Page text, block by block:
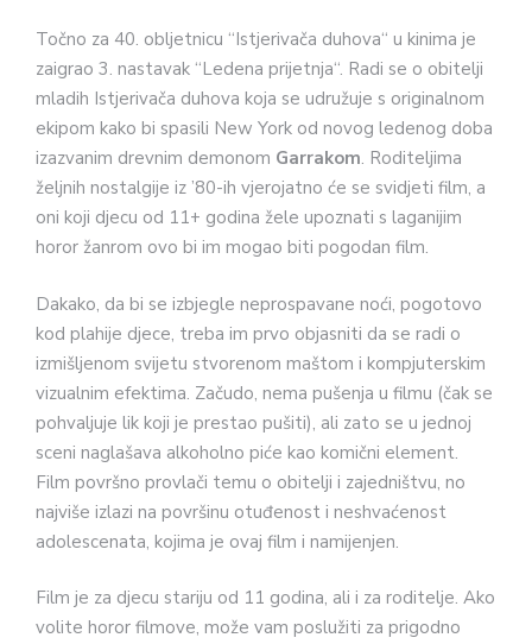
Točno za 40. obljetnicu “Istjerivača duhova“ u kinima je
zaigrao 3. nastavak “Ledena prijetnja“. Radi se o obitelji
mladih Istjerivača duhova koja se udružuje s originalnom
ekipom kako bi spasili New York od novog ledenog doba
izazvanim drevnim demonom Garrakom. Roditeljima
željnih nostalgije iz ’80-ih vjerojatno će se svidjeti film, a
oni koji djecu od 11+ godina žele upoznati s laganijim
horor žanrom ovo bi im mogao biti pogodan film.
Dakako, da bi se izbjegle neprospavane noći, pogotovo
kod plahije djece, treba im prvo objasniti da se radi o
izmišljenom svijetu stvorenom maštom i kompjuterskim
vizualnim efektima. Začudo, nema pušenja u filmu (čak se
pohvaljuje lik koji je prestao pušiti), ali zato se u jednoj
sceni naglašava alkoholno piće kao komični element.
Film površno provlači temu o obitelji i zajedništvu, no
najviše izlazi na površinu otuđenost i neshvaćenost
adolescenata, kojima je ovaj film i namijenjen.
Film je za djecu stariju od 11 godina, ali i za roditelje. Ako
volite horor filmove, može vam poslužiti za prigodno